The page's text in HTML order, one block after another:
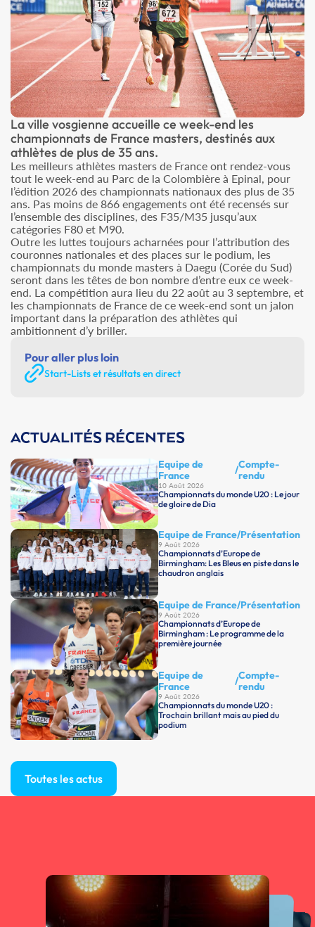
La ville vosgienne accueille ce week-end les
championnats de France masters, destinés aux
athlètes de plus de 35 ans.
Les meilleurs athlètes masters de France ont rendez-vous
tout le week-end au Parc de la Colombière à Epinal, pour
l’édition 2026 des championnats nationaux des plus de 35
ans. Pas moins de 866 engagements ont été recensés sur
l’ensemble des disciplines, des F35/M35 jusqu’aux
catégories F80 et M90.
Outre les luttes toujours acharnées pour l’attribution des
couronnes nationales et des places sur le podium, les
championnats du monde masters à Daegu (Corée du Sud)
seront dans les têtes de bon nombre d’entre eux ce week-
end. La compétition aura lieu du 22 août au 3 septembre, et
les championnats de France de ce week-end sont un jalon
important dans la préparation des athlètes qui
ambitionnent d’y briller.
Pour aller plus loin
Start-Lists et résultats en direct
ACTUALITÉS RÉCENTES
Equipe de
France
/Compte-
rendu
10 Août 2026
Championnats du monde U20 : Le jour
de gloire de Dia
Equipe de France/Présentation
9 Août 2026
Championnats d’Europe de
Birmingham: Les Bleus en piste dans le
chaudron anglais
Equipe de France/Présentation
9 Août 2026
Championnats d’Europe de
Birmingham : Le programme de la
première journée
Equipe de
France
/Compte-
rendu
9 Août 2026
Championnats du monde U20 :
Trochain brillant mais au pied du
podium
Toutes les actus